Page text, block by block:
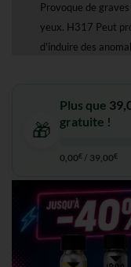
Provoque de
yeux. H317 Peut
d'induire des
🎁
Plus que
gratuite !
0,00€ / 39,00€